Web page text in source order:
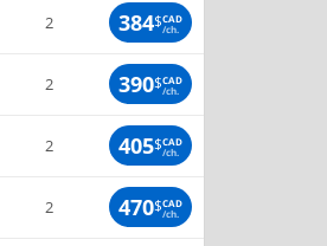
2 384$CAD
/ch.
2 390$CAD
/ch.
2 405$CAD
/ch.
2 470$CAD
/ch.